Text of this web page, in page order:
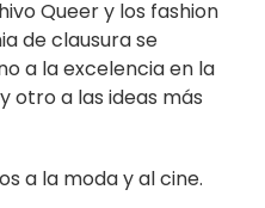
Queer y los fashion
de clausura se
a la excelencia en la
otro a las ideas más
a la moda y al cine.